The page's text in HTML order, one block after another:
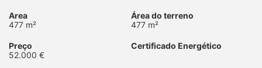
Area
477 m²
Área do terreno
477 m²
Preço
52.000 €
Certificado Energético